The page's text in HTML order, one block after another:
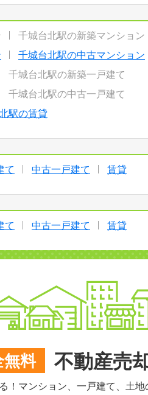
千城台北駅の新築マンション
千城台北駅の中古マンション
千城台北駅の新築一戸建て
千城台北駅の中古一戸建て
駅の賃貸
て 中古一戸建て 賃貸
て 中古一戸建て 賃貸
無料 不動産売
！マンション、一戸建て、土地